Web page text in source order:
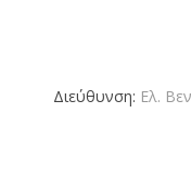
Διεύθυνση: Ελ.